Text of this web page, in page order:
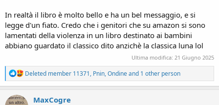
In realtà il libro è molto bello e ha un bel messaggio, e si
legge d'un fiato. Credo che i genitori che su amazon si sono
lamentati della violenza in un libro destinato ai bambini
abbiano guardato il classico dito anzichè la classica luna lol
Ultima modifica: 21 Giugno 2025
R
e
a
Deleted member 11371, Pnin,Ondineand 1 other person
MaxCogre